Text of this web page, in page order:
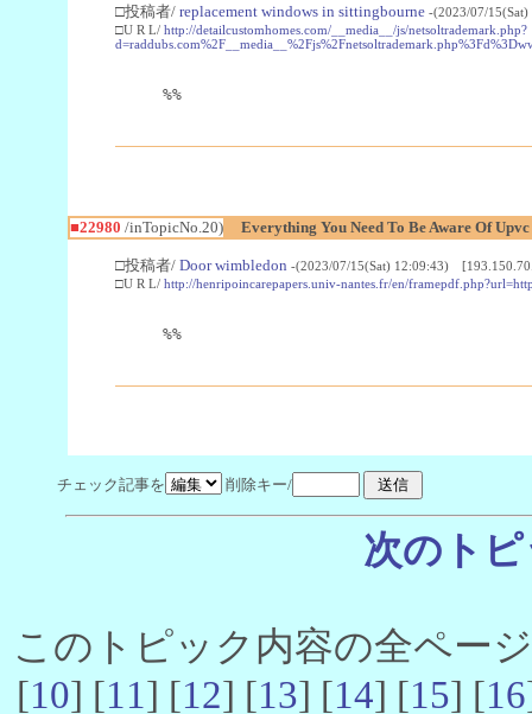
□投稿者/ replacement windows in sittingbourne -(2023/07/
□U R L/ http://detailcustomhomes.com/__media__/js/netsoltrademark.php?
%%
■22980 /inTopicNo.20) Everything You Need To Be Aware Of
□投稿者/ Door wimbledon -(2023/07/15(Sat) 12:09:43)
□U R L/ http://henripoincarepapers.univ-nantes.fr/en/
%%
チェック記事を 削除キー/
次のト
このトピック内容の全ペー
[10] [11] [12] [13] [14] [15] [16